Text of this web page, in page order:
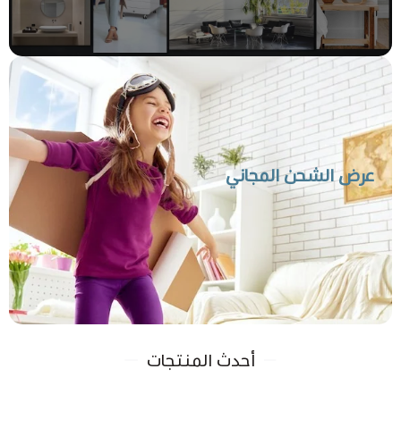
جهاز تنقية هواء للمنشآت الطبية
جهاز تنقية هواء للمطاعم و الكافيهات
عرض الشحن المجاني
أحدث المنتجات